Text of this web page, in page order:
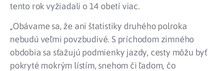
tento rok vyžiadali o 14 obetí viac.
„Obávame sa, že ani štatistiky druhého polroka
nebudú veľmi povzbudivé. S príchodom zimného
obdobia sa sťažujú podmienky jazdy, cesty môžu byť
pokryté mokrým lístím, snehom či ľadom, čo